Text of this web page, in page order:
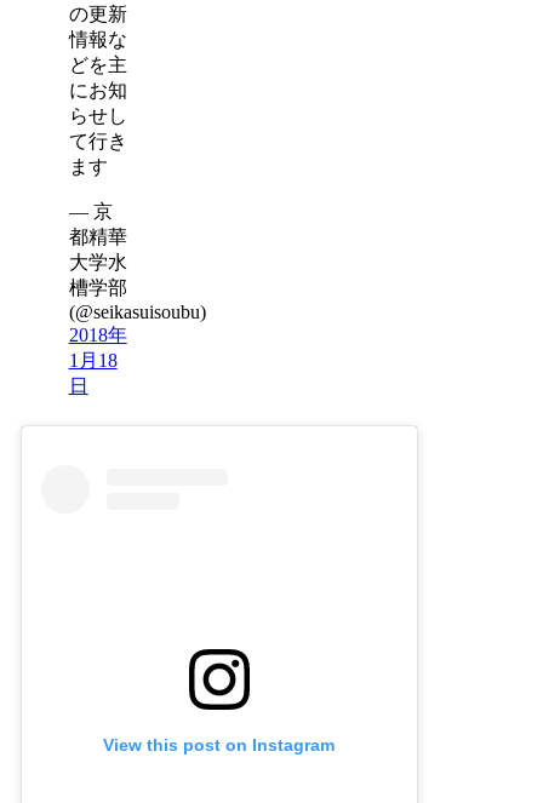
の更新
情報な
どを主
にお知
らせし
て行き
ます
— 京
都精華
大学水
槽学部
(@seikasuisoubu)
2018年
1月18
日
View this post on Instagram